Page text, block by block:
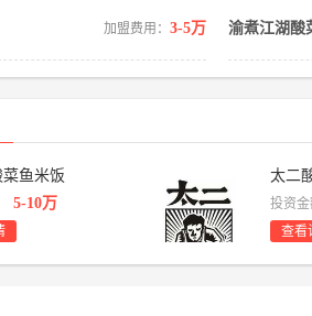
加盟费用： 3-5万 渝煮江湖酸
鱼米饭
5-10万
太二
投资金
查看